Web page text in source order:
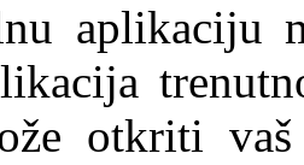
aplikaciju
otkriti